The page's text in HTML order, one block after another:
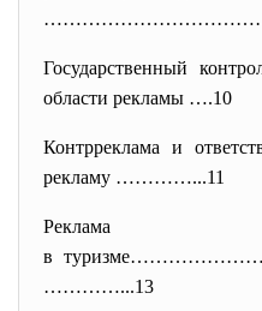
Государственный
области рекламы ….10
Контрреклама и
рекламу …………...11
Реклама
в
…………...13